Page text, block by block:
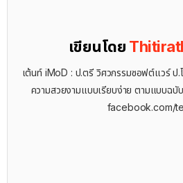
เขียนโดย
เต้นท์ iMoD : ป.ตรี วิศวกรรมซอฟต์แวร์ ป
ความสวยงามแบบเรียบง่าย ตามแบบฉ
facebook.com/